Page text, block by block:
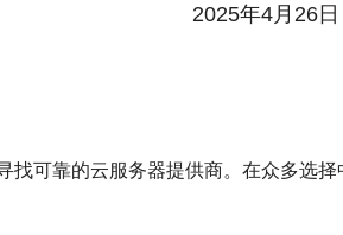
2025年4月26日
可靠的云服务器提供商。在众多选